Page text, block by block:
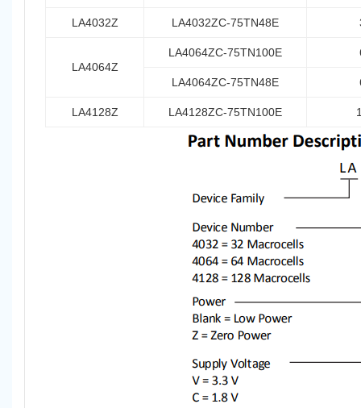
LA4032Z LA4032ZC-75TN48E
L A4064Z
LA4064ZC-75TN100E
LA4064ZC-75TN48E
LA4128Z LA4128ZC-75TN100E